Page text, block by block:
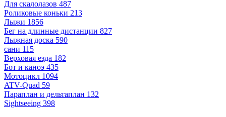
Для скалолазов 487
Роликовые коньки 213
Лыжи 1856
Бег на длинные дистанции 827
Лыжная доска 590
сани 115
Верховая езда 182
Бот и каноэ 435
Мотоцикл 1094
ATV-Quad 59
Параплан и дельтаплан 132
Sightseeing 398